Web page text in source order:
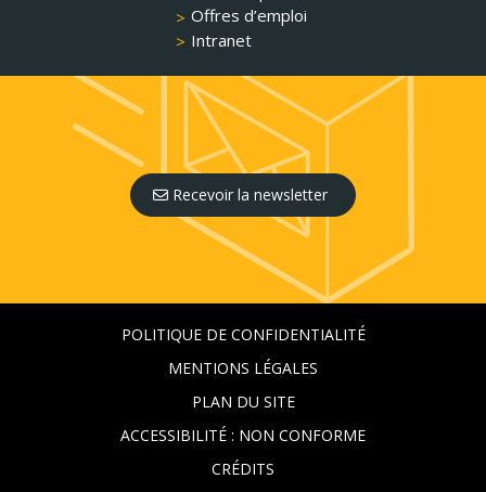
Offres d’emploi
Intranet
Recevoir la newsletter
POLITIQUE DE CONFIDENTIALITÉ
MENTIONS LÉGALES
PLAN DU SITE
ACCESSIBILITÉ : NON CONFORME
CRÉDITS